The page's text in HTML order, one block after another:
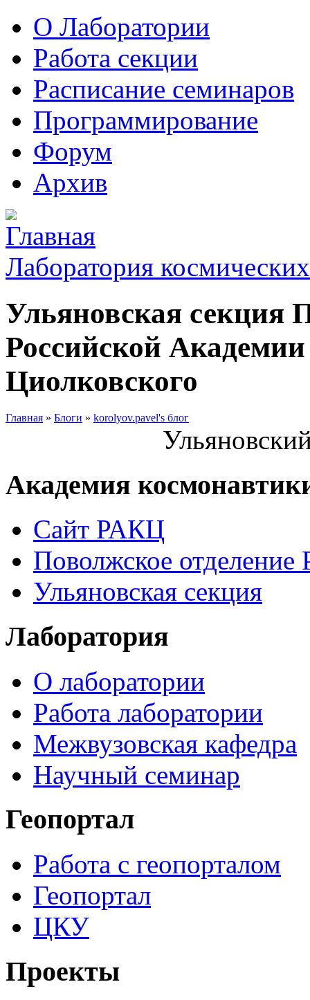
О Лаборатории
Работа секции
Расписание семинаров
Программирование
Форум
Архив
Лаборатория
Ульяновская секция
Российской
Циолковского
Главная » Блоги » korolyov.pavel's блог
Академия
Сайт РАКЦ
Поволжское
Ульяновская секция
Лаборатория
О лаборатории
Работа лаборатории
Межвузовская кафедра
Научный семинар
Геопортал
Работа с геопорталом
Геопортал
ЦКУ
Проекты